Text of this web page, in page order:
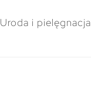
Uroda i pielęgnacja